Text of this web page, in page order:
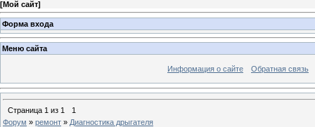
[Мой сайт]
Форма входа
Меню сайта
Информация о сайте Обратная связь
Страница 1 из 1
1
Форум » ремонт » Диагностика дрыгателя